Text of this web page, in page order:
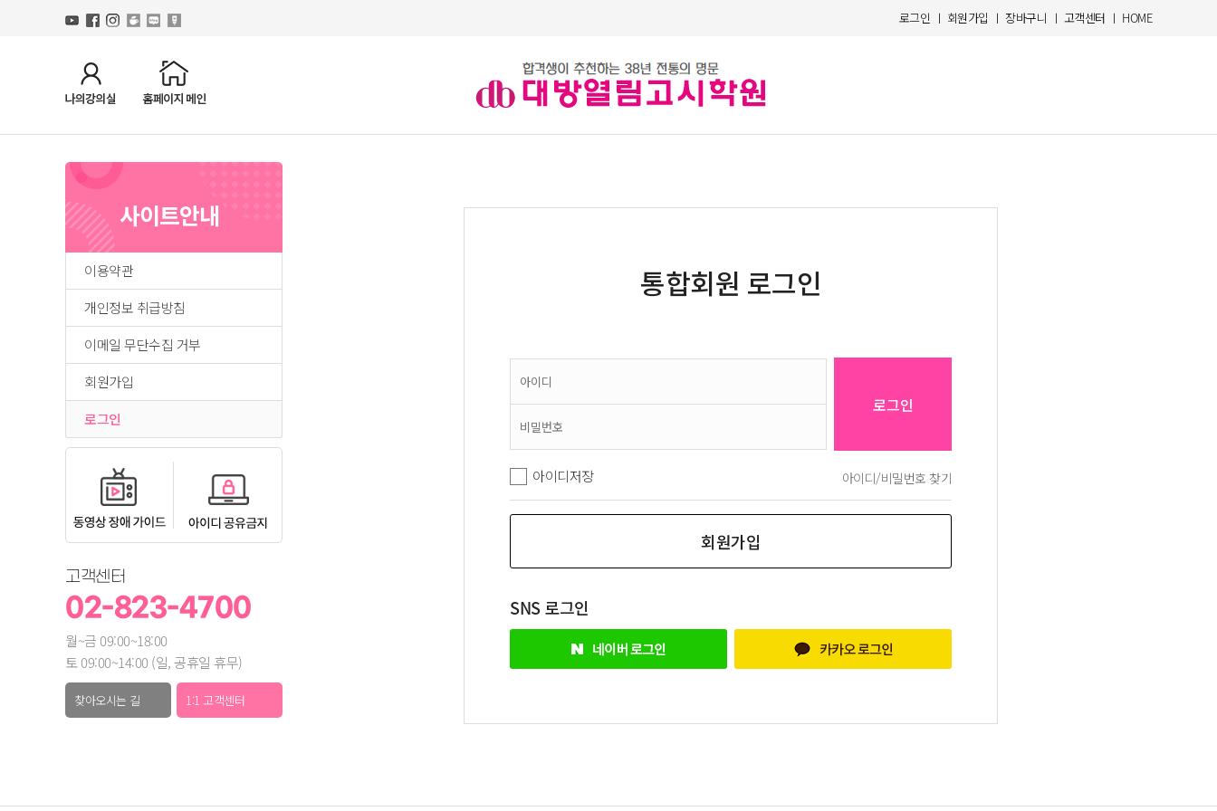
로그인 ㅣ 회원가입 ㅣ 장바구니 ㅣ 고객센터 ㅣ HOME
사이트안내
이용약관
개인정보 취급방침
이메일 무단수집 거부
회원가입
로그인
고객센터
02-823-4700
월~금 09:00~18:00
토 09:00~14:00 (일, 공휴일 휴무)
찾아오시는 길 1:1 고객센터
통합회원 로그인
아이디저장 아이디/비밀번호 찾기
회원가입
SNS 로그인